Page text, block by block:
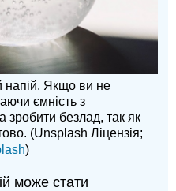
напій. Якщо ви не
ємність з
безлад, так як
(Unsplash Ліцензія;
)
може стати